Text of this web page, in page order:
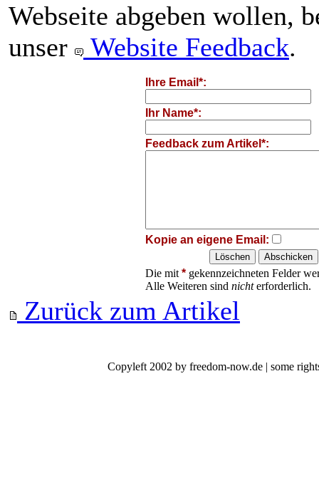
Webseite abgeben wollen,
unser
Website Feedback.
Ihre Email*:
Ihr Name*:
Feedback zum Artikel*:
Kopie an eigene Email:
Die mit *gekennzeichneten Felder
Alle Weiteren sind nichterforderlich.
Zurück zum Artikel
Copyleft 2002 by freedom-now.de | some